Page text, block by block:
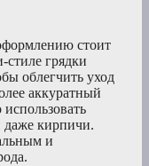
стоит
стиле грядки
облегчить уход
аккуратный
даже кирпичи.
и